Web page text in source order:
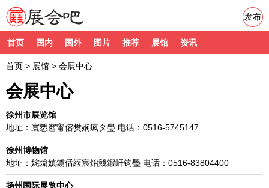
首页 国内 国外 图片 推荐 展馆 资讯
发布
首页 > 展馆 > 会展中心
会展中心
徐州市展览馆
地址：寰愬窞甯傛樊娴疯タ璺 电话：0516-5745147
徐州博物馆
地址：姹熻嫃鐪佸緪宸炲競鍜屽钩璺 电话：0516-83804400
扬州国际展览中心